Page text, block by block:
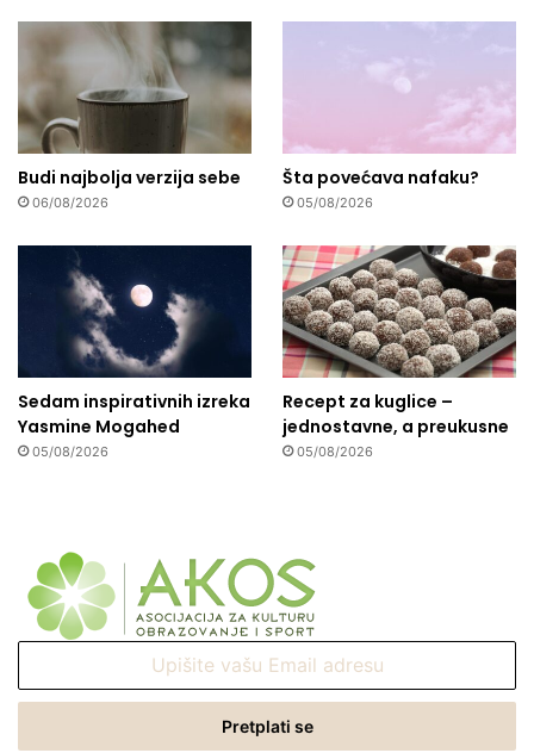
Budi najbolja verzija sebe
06/08/2026
Šta povećava nafaku?
05/08/2026
Sedam inspirativnih izreka
Yasmine Mogahed
05/08/2026
Recept za kuglice –
jednostavne, a preukusne
05/08/2026
Email